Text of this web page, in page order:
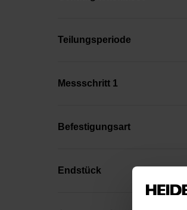
Teilungsperiode
Messschritt 1
Befestigungsart
Endstück